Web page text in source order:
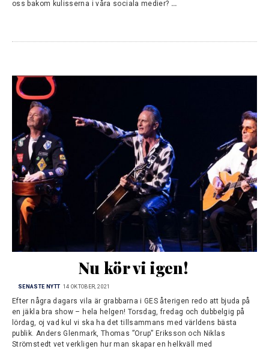
oss bakom kulisserna i våra sociala medier? …
Nu kör vi igen!
SENASTE NYTT 14 OKTOBER, 2021
Efter några dagars vila är grabbarna i GES återigen redo att bjuda på
en jäkla bra show – hela helgen! Torsdag, fredag och dubbelgig på
lördag, oj vad kul vi ska ha det tillsammans med världens bästa
publik. Anders Glenmark, Thomas ”Orup” Eriksson och Niklas
Strömstedt vet verkligen hur man skapar en helkväll med